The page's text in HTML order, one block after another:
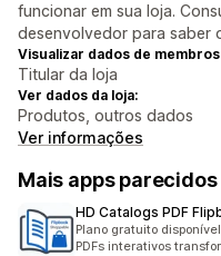
funcionar em sua loja.
desenvolvedor para saber
Visualizar dados de
Titular da loja
Ver dados da loja:
Produtos, outros dados
Ver informações
Mais apps parecidos
HD Catalogs PDF
Plano gratuito disponível
PDFs interativos